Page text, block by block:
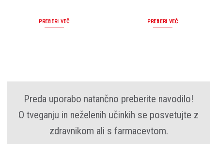
PREBERI VEČ PREBERI VEČ
Preda uporabo natančno preberite navodilo!
O tveganju in neželenih učinkih se posvetujte z
zdravnikom ali s farmacevtom.